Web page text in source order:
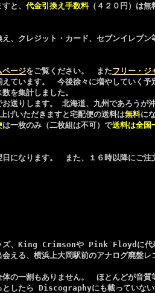
と、 代金引換え手数料（４２０円）は無
、クレジット・カード、セブンイレブン
ページをご覧ください。 またフリー・ジ
ています。 今後徐々に増やしていく予
を集計しました。
お送りします。 北海道、九州であろうが
げいただきますと宅配便の送料は無料に
は一枚のみ（二枚組は不可）で送料は全国
日になります。 また、１６時以降にご注
ャズ、King Crimsonや Pink Floydに代
える、横浜上大岡駅前のアナログ廃盤レ
の一割もありません。 ほとんどが音質
したら Discographyにも載っていない